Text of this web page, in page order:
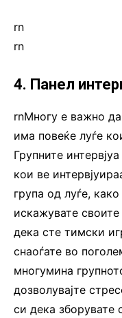
rn
rn
4. Панел
rnМногу е важно да
има повеќе луѓе
Групните
кои ве
група од луѓе,
искажувате
дека сте тимски
снаоѓате во
многумина
дозволувајте
си дека зборувате